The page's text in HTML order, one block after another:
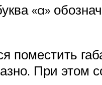
«a»
поместить
При этом